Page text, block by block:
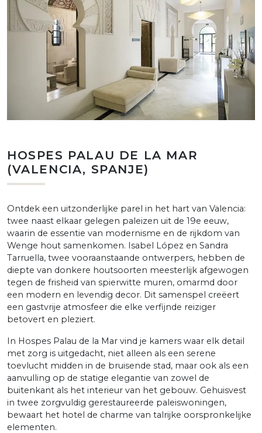
HOSPES PALAU DE LA MAR
(VALENCIA, SPANJE)
Ontdek een uitzonderlijke parel in het hart van Valencia:
twee naast elkaar gelegen paleizen uit de 19e eeuw,
waarin de essentie van modernisme en de rijkdom van
Wenge hout samenkomen. Isabel López en Sandra
Tarruella, twee vooraanstaande ontwerpers, hebben de
diepte van donkere houtsoorten meesterlijk afgewogen
tegen de frisheid van spierwitte muren, omarmd door
een modern en levendig decor. Dit samenspel creëert
een gastvrije atmosfeer die elke verfijnde reiziger
betovert en pleziert.
In Hospes Palau de la Mar vind je kamers waar elk detail
met zorg is uitgedacht, niet alleen als een serene
toevlucht midden in de bruisende stad, maar ook als een
aanvulling op de statige elegantie van zowel de
buitenkant als het interieur van het gebouw. Gehuisvest
in twee zorgvuldig gerestaureerde paleiswoningen,
bewaart het hotel de charme van talrijke oorspronkelijke
elementen.